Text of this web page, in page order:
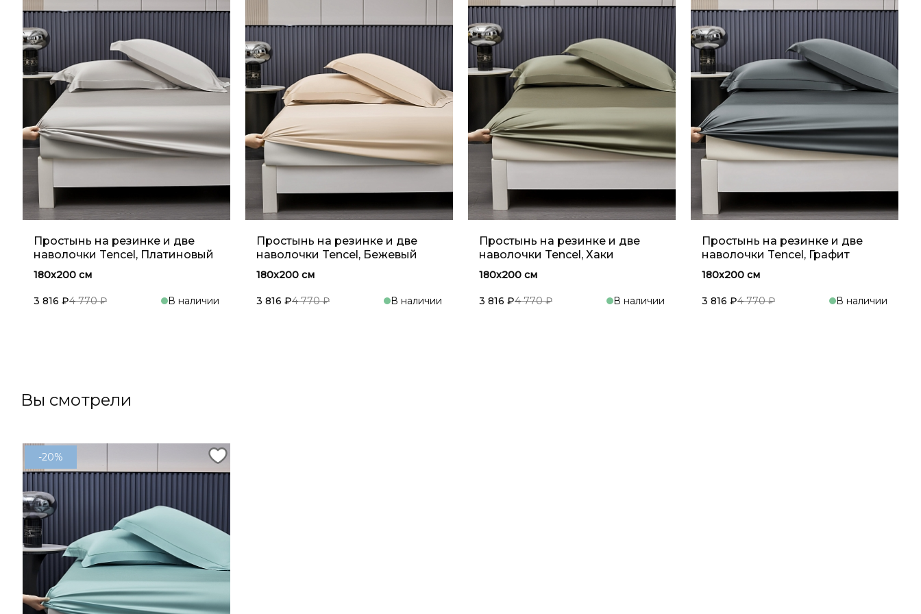
Простынь на резинке и две
наволочки Tencel, Платиновый
180x200 см
3 816 ₽4 770 ₽ В наличии
Простынь на резинке и две
наволочки Tencel, Бежевый
180x200 см
3 816 ₽4 770 ₽ В наличии
Простынь на резинке и две
наволочки Tencel, Хаки
180x200 см
3 816 ₽4 770 ₽ В наличии
Простынь на резинке и две
наволочки Tencel, Графит
180x200 см
3 816 ₽4 770 ₽ В наличии
Вы смотрели
-20%